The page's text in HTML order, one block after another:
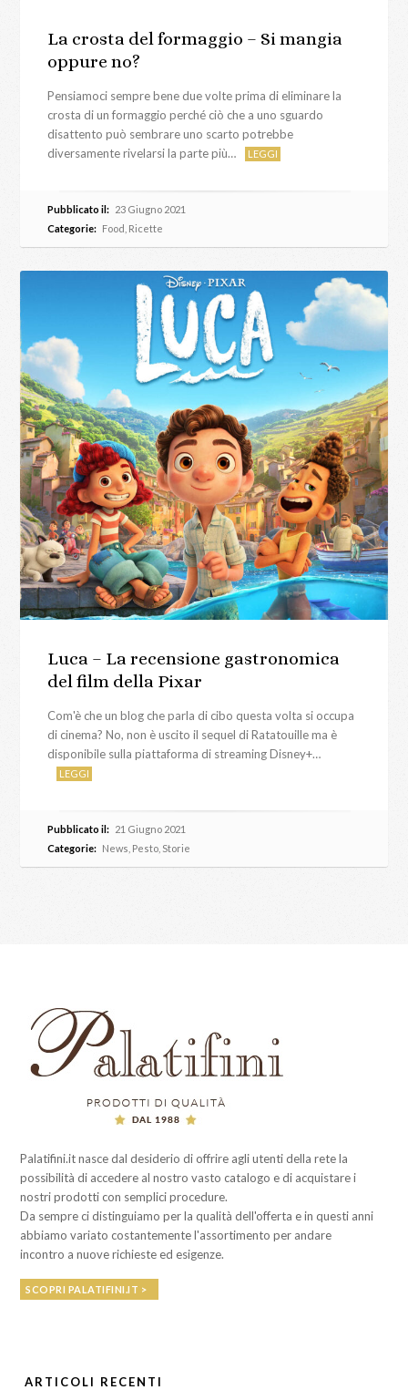
La crosta del formaggio – Si mangia
oppure no?
Pensiamoci sempre bene due volte prima di eliminare la
crosta di un formaggio perché ciò che a uno sguardo
disattento può sembrare uno scarto potrebbe
diversamente rivelarsi la parte più…
LEGGI
Pubblicato il: 23 Giugno 2021
Categorie: Food Ricette
Luca – La recensione gastronomica
del film della Pixar
Com'è che un blog che parla di cibo questa volta si occupa
di cinema? No, non è uscito il sequel di Ratatouille ma è
disponibile sulla piattaforma di streaming Disney+…
LEGGI
Pubblicato il: 21 Giugno 2021
Categorie: News Pesto Storie
Palatifini.it nasce dal desiderio di offrire agli utenti della rete la
possibilità di accedere al nostro vasto catalogo e di acquistare i
nostri prodotti con semplici procedure.
Da sempre ci distinguiamo per la qualità dell'offerta e in questi anni
abbiamo variato costantemente l'assortimento per andare
incontro a nuove richieste ed esigenze.
SCOPRI PALATIFINI.IT >
ARTICOLI RECENTI